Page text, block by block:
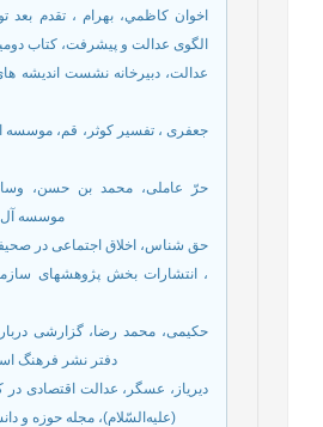
اخوان كاظمي، بهرام ، تقدم بعد
الگوى عدالت و پيشرفت، کتاب
جعفرى ، تفسير كوثر، قم، موسسه
حرّ عاملی، محمد بن حسن،
موسسه آل
حق شناس، اخلاق اجتماعی در
، انتشارات بخش پژوهش‏های
حکیمی، محمد رضا، گزارشی درباره
دفتر نشر فرهنگ اسلامی،
دیریاز، عسگر، عدالت اقتصادی
(علیه‌السّلام)، مجله حوزه و دانشگاه،